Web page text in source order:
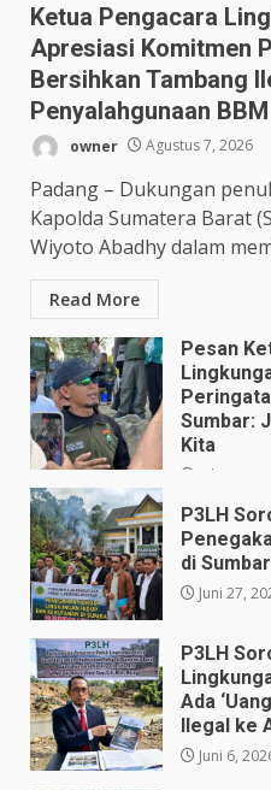
Ketua Pengacara
Apresiasi Komitmen
Bersihkan Tambang
Penyalahgunaan BBM
owner Agustus 7, 2026
Padang – Dukungan
Kapolda Sumatera Barat
Wiyoto Abadhy dalam
Read More
Pesan
Sumbar:
Kita
Juli 28, 2026
P3LH
di
Juni 27,
P3LH
Ada
Ilegal ke
Juni 6,